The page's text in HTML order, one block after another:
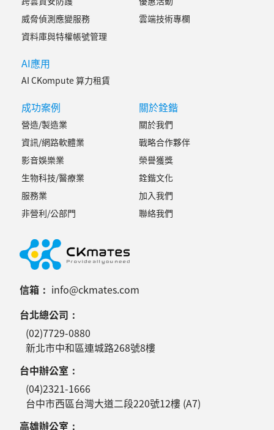
威脅偵測應變服務
資料庫與特權帳號管理
雲端技術專欄
AI應用
AI CKompute 算力租賃
成功案例
營造/製造業
資訊/網路軟體業
影音娛樂業
生物科技/醫療業
服務業
非營利/公部門
關於銓鍇
關於我們
戰略合作夥伴
榮譽獲獎
銓鍇文化
加入我們
聯絡我們
信箱： info@ckmates.com
台北總公司：
(02)7729-0880
新北市中和區連城路268號8樓
台中辦公室：
(04)2321-1666
台中市西區台灣大道二段220號12樓 (A7)
高雄辦公室：